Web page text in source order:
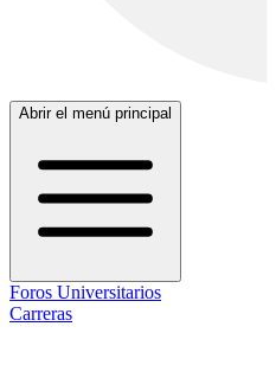
Abrir el menú principal
Foros Universitarios
Carreras